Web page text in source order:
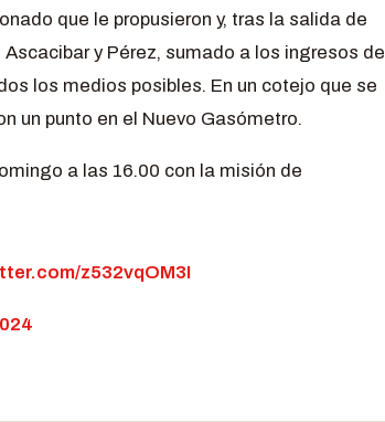
que le propusieron y, tras la salida de
y Pérez, sumado a los ingresos de
los medios posibles. En un cotejo que se
un punto en el Nuevo Gasómetro.
a las 16.00 con la misión de
z532vqOM3I